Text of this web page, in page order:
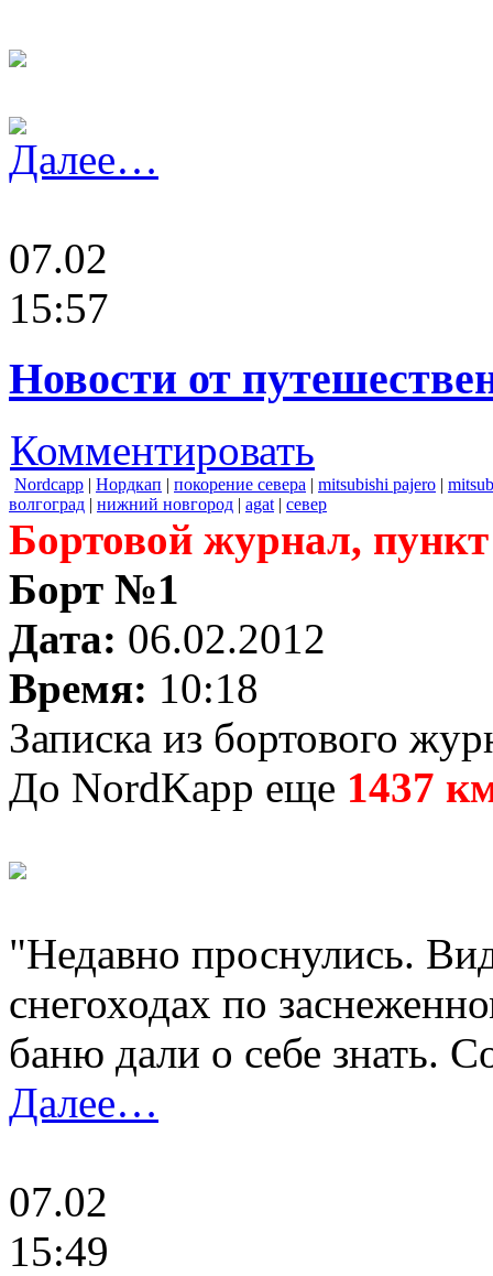
Далее…
07.02
15:57
Новости от
Комментировать
Nordcapp | Нордкап | покорение севера | mitsubishi pajero |
волгоград | нижний новгород | agat | север
Бортовой журнал,
Борт №1
Дата: 06.02.2012
Время: 10:18
Записка из бортового
До NordKapp еще 1437
"Недавно проснулись.
снегоходах по
баню дали о себе знать.
Далее…
07.02
15:49